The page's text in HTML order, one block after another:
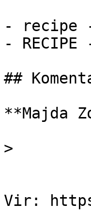
- recipe
-
##
**Majda
>